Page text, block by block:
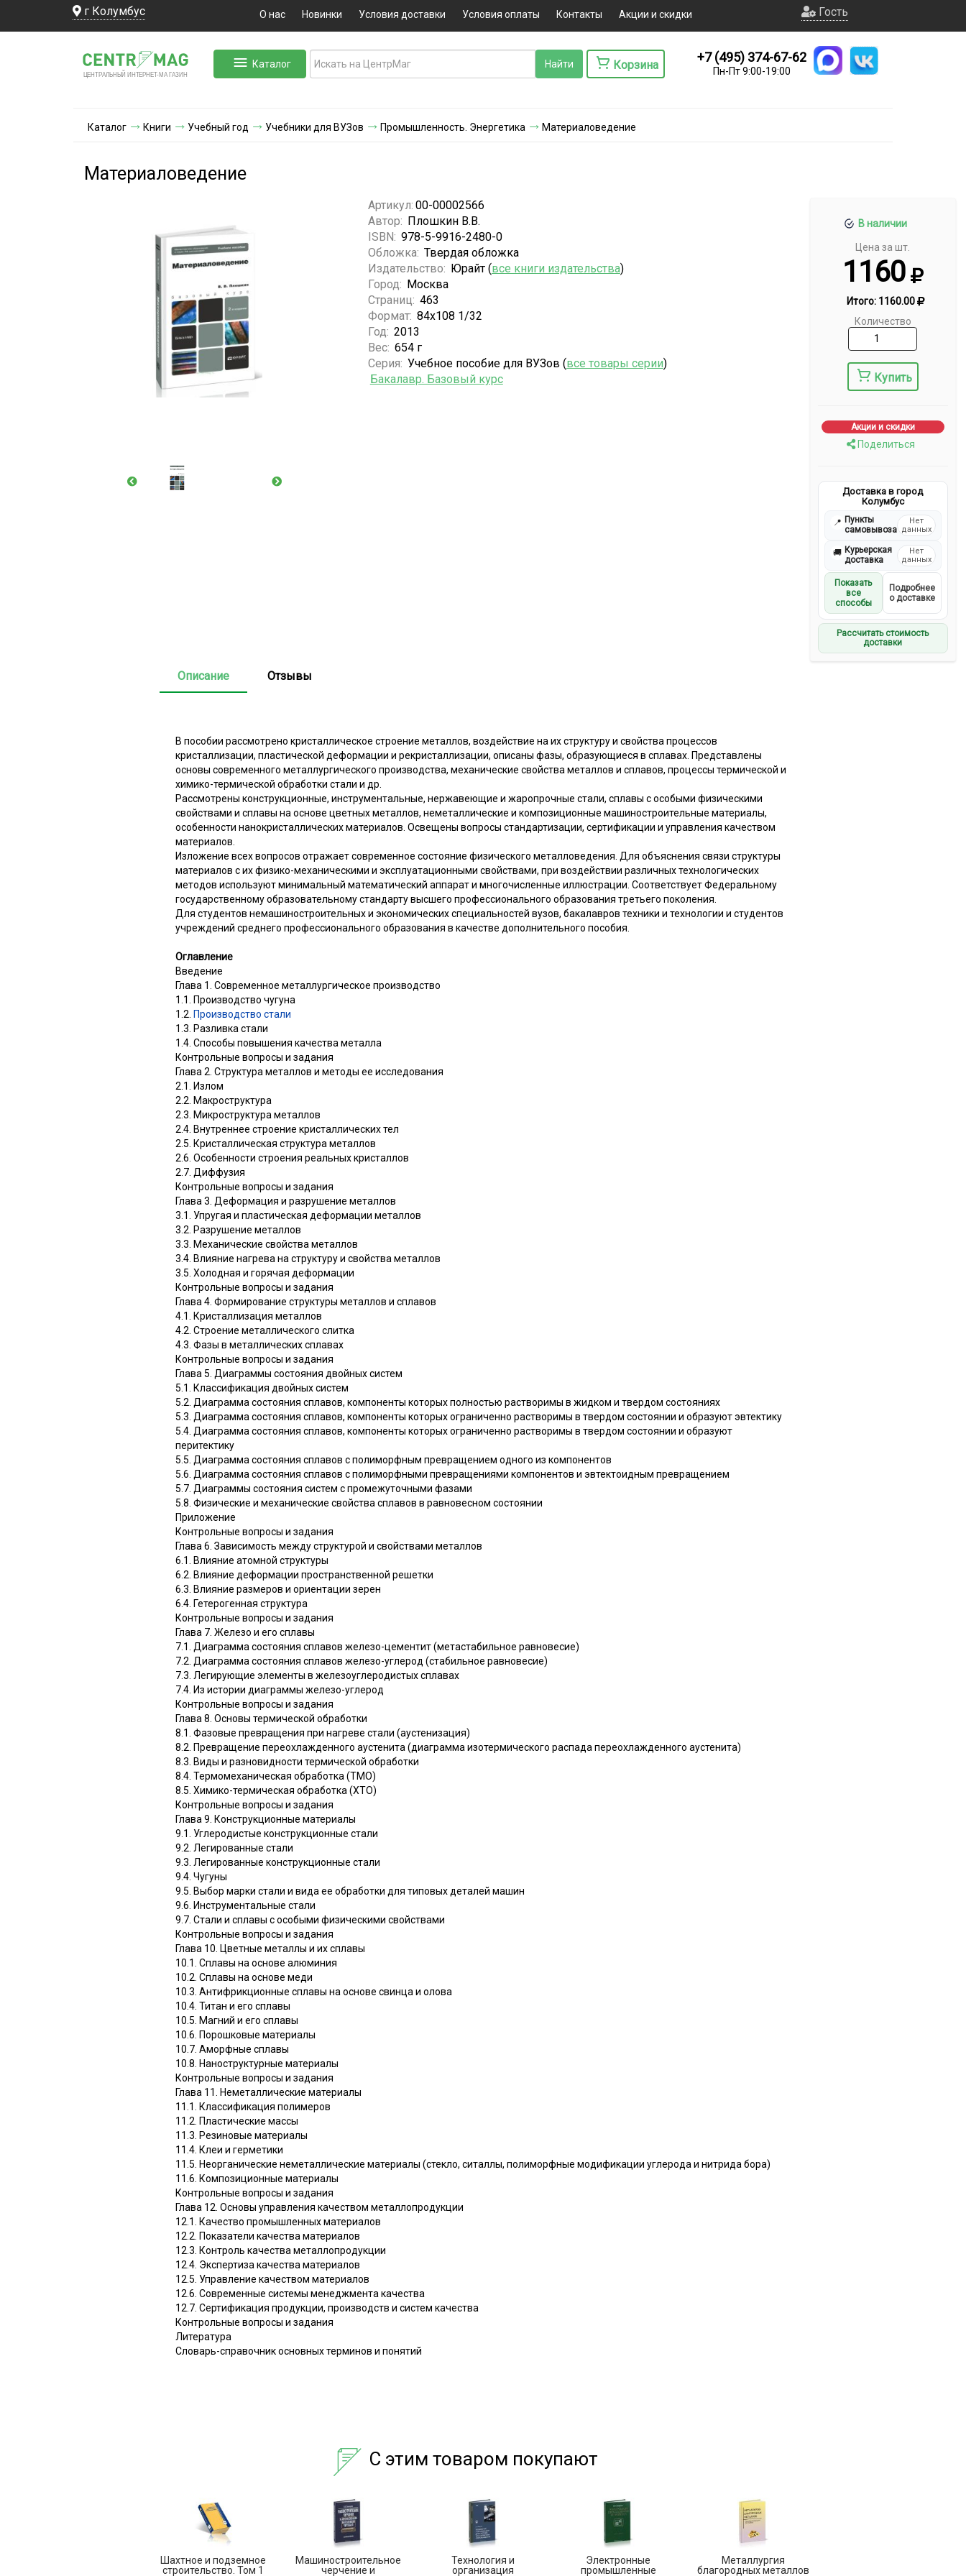
г Колумбус О нас Новинки Условия доставки Условия оплаты Контакты Акции и скидки Гость
ЦЕНТРАЛЬНЫЙ ИНТЕРНЕТ-МА ГАЗИН
Каталог Корзина
+7 (495) 374-67-62
Пн-Пт 9:00-19:00
Каталог Книги Учебный год Учебники для ВУЗов Промышленность. Энергетика Материаловедение
Материаловедение
В наличии
Цена за шт.
1160
Итого: 1160.00
Количество
Купить
Акции и скидки
Поделиться
Доставка в город
Колумбус
📍 Пункты
самовывоза
Нет
данных
🚚 Курьерская
доставка
Нет
данных
Показать
все
способы
Подробнее
о доставке
Рассчитать стоимость
доставки
Артикул: 00-00002566
Автор: Плошкин В.В.
ISBN: 978-5-9916-2480-0
Обложка: Твердая обложка
Издательство: Юрайт (все книги издательства)
Город: Москва
Страниц: 463
Формат: 84x108 1/32
Год: 2013
Вес: 654 г
Серия: Учебное пособие для ВУЗов (все товары серии)
Бакалавр. Базовый курс
Описание Отзывы
В пособии рассмотрено кристаллическое строение металлов, воздействие на их структуру и свойства процессов
кристаллизации, пластической деформации и рекристаллизации, описаны фазы, образующиеся в сплавах. Представлены
основы современного металлургического производства, механические свойства металлов и сплавов, процессы термической и
химико-термической обработки стали и др.
Рассмотрены конструкционные, инструментальные, нержавеющие и жаропрочные стали, сплавы с особыми физическими
свойствами и сплавы на основе цветных металлов, неметаллические и композиционные машиностроительные материалы,
особенности нанокристаллических материалов. Освещены вопросы стандартизации, сертификации и управления качеством
материалов.
Изложение всех вопросов отражает современное состояние физического металловедения. Для объяснения связи структуры
материалов с их физико-механическими и эксплуатационными свойствами, при воздействии различных технологических
методов используют минимальный математический аппарат и многочисленные иллюстрации. Соответствует Федеральному
государственному образовательному стандарту высшего профессионального образования третьего поколения.
Для студентов немашиностроительных и экономических специальностей вузов, бакалавров техники и технологии и студентов
учреждений среднего профессионального образования в качестве дополнительного пособия.
Оглавление
Введение
Глава 1. Современное металлургическое производство
1.1. Производство чугуна
1.2. Производство стали
1.3. Разливка стали
1.4. Способы повышения качества металла
Контрольные вопросы и задания
Глава 2. Структура металлов и методы ее исследования
2.1. Излом
2.2. Макроструктура
2.3. Микроструктура металлов
2.4. Внутреннее строение кристаллических тел
2.5. Кристаллическая структура металлов
2.6. Особенности строения реальных кристаллов
2.7. Диффузия
Контрольные вопросы и задания
Глава 3. Деформация и разрушение металлов
3.1. Упругая и пластическая деформации металлов
3.2. Разрушение металлов
3.3. Механические свойства металлов
3.4. Влияние нагрева на структуру и свойства металлов
3.5. Холодная и горячая деформации
Контрольные вопросы и задания
Глава 4. Формирование структуры металлов и сплавов
4.1. Кристаллизация металлов
4.2. Строение металлического слитка
4.3. Фазы в металлических сплавах
Контрольные вопросы и задания
Глава 5. Диаграммы состояния двойных систем
5.1. Классификация двойных систем
5.2. Диаграмма состояния сплавов, компоненты которых полностью растворимы в жидком и твердом состояниях
5.3. Диаграмма состояния сплавов, компоненты которых ограниченно растворимы в твердом состоянии и образуют эвтектику
5.4. Диаграмма состояния сплавов, компоненты которых ограниченно растворимы в твердом состоянии и образуют
перитектику
5.5. Диаграмма состояния сплавов с полиморфным превращением одного из компонентов
5.6. Диаграмма состояния сплавов с полиморфными превращениями компонентов и эвтектоидным превращением
5.7. Диаграммы состояния систем с промежуточными фазами
5.8. Физические и механические свойства сплавов в равновесном состоянии
Приложение
Контрольные вопросы и задания
Глава 6. Зависимость между структурой и свойствами металлов
6.1. Влияние атомной структуры
6.2. Влияние деформации пространственной решетки
6.3. Влияние размеров и ориентации зерен
6.4. Гетерогенная структура
Контрольные вопросы и задания
Глава 7. Железо и его сплавы
7.1. Диаграмма состояния сплавов железо-цементит (метастабильное равновесие)
7.2. Диаграмма состояния сплавов железо-углерод (стабильное равновесие)
7.3. Легирующие элементы в железоуглеродистых сплавах
7.4. Из истории диаграммы железо-углерод
Контрольные вопросы и задания
Глава 8. Основы термической обработки
8.1. Фазовые превращения при нагреве стали (аустенизация)
8.2. Превращение переохлажденного аустенита (диаграмма изотермического распада переохлажденного аустенита)
8.3. Виды и разновидности термической обработки
8.4. Термомеханическая обработка (ТМО)
8.5. Химико-термическая обработка (ХТО)
Контрольные вопросы и задания
Глава 9. Конструкционные материалы
9.1. Углеродистые конструкционные стали
9.2. Легированные стали
9.3. Легированные конструкционные стали
9.4. Чугуны
9.5. Выбор марки стали и вида ее обработки для типовых деталей машин
9.6. Инструментальные стали
9.7. Стали и сплавы с особыми физическими свойствами
Контрольные вопросы и задания
Глава 10. Цветные металлы и их сплавы
10.1. Сплавы на основе алюминия
10.2. Сплавы на основе меди
10.3. Антифрикционные сплавы на основе свинца и олова
10.4. Титан и его сплавы
10.5. Магний и его сплавы
10.6. Порошковые материалы
10.7. Аморфные сплавы
10.8. Наноструктурные материалы
Контрольные вопросы и задания
Глава 11. Неметаллические материалы
11.1. Классификация полимеров
11.2. Пластические массы
11.3. Резиновые материалы
11.4. Клеи и герметики
11.5. Неорганические неметаллические материалы (стекло, ситаллы, полиморфные модификации углерода и нитрида бора)
11.6. Композиционные материалы
Контрольные вопросы и задания
Глава 12. Основы управления качеством металлопродукции
12.1. Качество промышленных материалов
12.2. Показатели качества материалов
12.3. Контроль качества металлопродукции
12.4. Экспертиза качества материалов
12.5. Управление качеством материалов
12.6. Современные системы менеджмента качества
12.7. Сертификация продукции, производств и систем качества
Контрольные вопросы и задания
Литература
Словарь-справочник основных терминов и понятий
С этим товаром покупают
Шахтное и подземное
строительство. Том 1
Машиностроительное
черчение и
Технология и
организация
Электронные
промышленные
Металлургия
благородных металлов